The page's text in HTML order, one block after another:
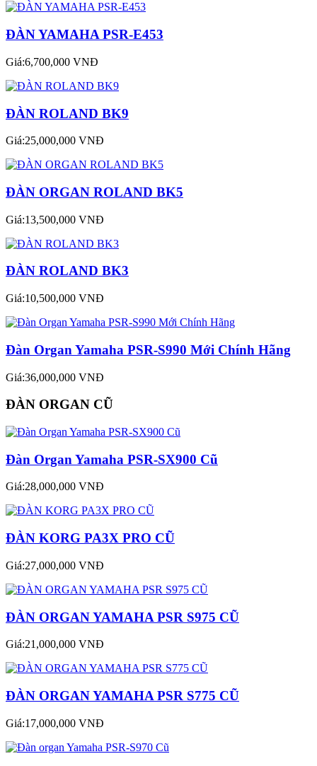
ĐÀN YAMAHA PSR-E453
Giá:6,700,000 VNĐ
ĐÀN ROLAND BK9
Giá:25,000,000 VNĐ
ĐÀN ORGAN ROLAND BK5
Giá:13,500,000 VNĐ
ĐÀN ROLAND BK3
Giá:10,500,000 VNĐ
Đàn Organ Yamaha PSR-S990 Mới Chính Hãng
Giá:36,000,000 VNĐ
ĐÀN ORGAN CŨ
Đàn Organ Yamaha PSR-SX900 Cũ
Giá:28,000,000 VNĐ
ĐÀN KORG PA3X PRO CŨ
Giá:27,000,000 VNĐ
ĐÀN ORGAN YAMAHA PSR S975 CŨ
Giá:21,000,000 VNĐ
ĐÀN ORGAN YAMAHA PSR S775 CŨ
Giá:17,000,000 VNĐ